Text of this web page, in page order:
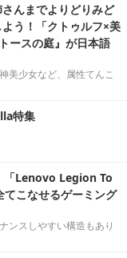
んまでよりどりみど
う！「クトゥルフ×美
ースの庭』が日本語
美少女など、属性てんこ
特集
「Lenovo Legion To
こなせるゲーミング
ンスしやすい構造もあり